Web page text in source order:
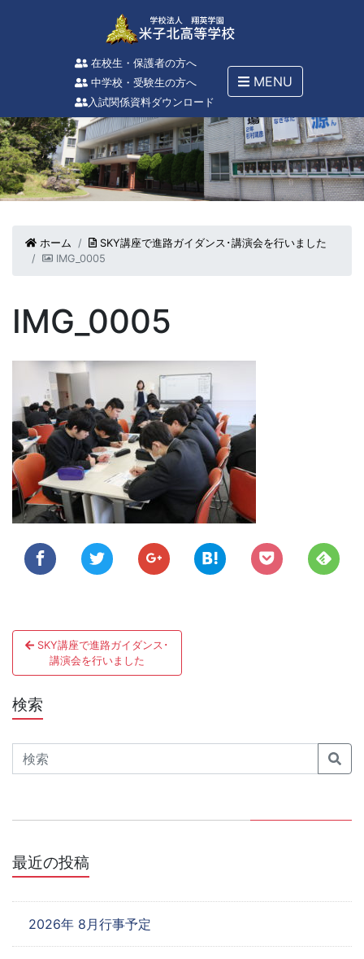
在校生・保護者の方へ
中学校・受験生の方へ
入試関係資料ダウンロード
MENU
ホーム
SKY講座で進路ガイダンス･講演会を行いました
IMG_0005
IMG_0005
投
稿
ナ
ビ
ゲ
ー
シ
ン
SKY講座で進路ガイダンス･
講演会を行いました
検索
Search
最近の投稿
2026年 8月行事予定